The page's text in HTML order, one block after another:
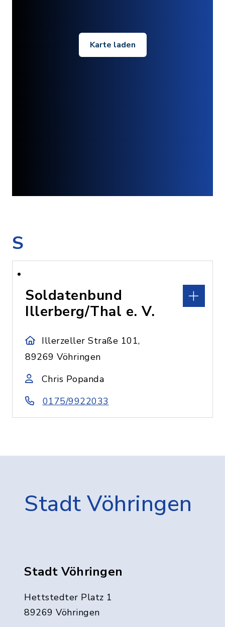
Karte laden
S
Soldatenbund
Illerberg/Thal e. V.
Illerzeller Straße 101,
89269 Vöhringen
Chris Popanda
0175/9922033
Stadt Vöhringen
Stadt Vöhringen
Hettstedter Platz 1
89269 Vöhringen